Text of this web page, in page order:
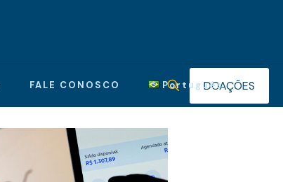
FALE CONOSCO PortuguêsDOAÇÕES